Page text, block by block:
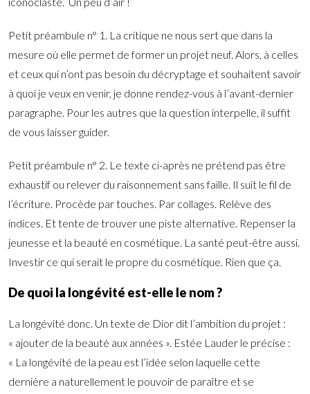
Petit préambule n° 1. La critique ne nous sert que dans la
mesure où elle permet de former un projet neuf. Alors, à celles
et ceux qui n’ont pas besoin du décryptage et souhaitent savoir
à quoi je veux en venir, je donne rendez-vous à l’avant-dernier
paragraphe. Pour les autres que la question interpelle, il suffit
de vous laisser guider.
Petit préambule n° 2. Le texte ci-après ne prétend pas être
exhaustif ou relever du raisonnement sans faille. Il suit le fil de
l’écriture. Procède par touches. Par collages. Relève des
indices. Et tente de trouver une piste alternative. Repenser la
jeunesse et la beauté en cosmétique. La santé peut-être aussi.
Investir ce qui serait le propre du cosmétique. Rien que ça.
De quoi la longévité est-elle le nom ?
La longévité donc. Un texte de Dior dit l’ambition du projet :
« ajouter de la beauté aux années ». Estée Lauder le précise :
« La longévité de la peau est l’idée selon laquelle cette
dernière a naturellement le pouvoir de paraître et se